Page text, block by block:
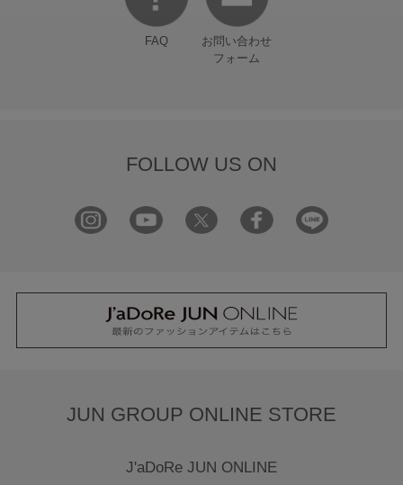
FAQ
お問い合わせ
フォーム
FOLLOW US ON
JUN GROUP ONLINE STORE
J'aDoRe JUN ONLINE